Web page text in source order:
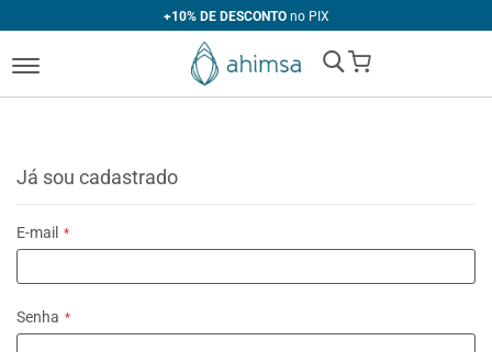
+10% DE DESCONTOno PIX
My Cart
Já sou cadastrado
E-mail
Senha